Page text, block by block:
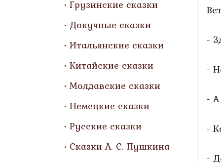
Грузинские сказки
Докучные сказки
Итальянские сказки
Китайские сказки
Молдавские сказки
Немецкие сказки
Русские сказки
Сказки А. С. Пушкина
-
-
-
-
-